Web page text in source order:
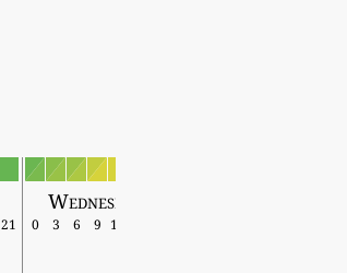
Wednesday 12
21 0 3 6 9 12